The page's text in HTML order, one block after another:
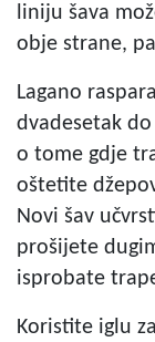
liniju šava
obje strane,
Lagano
dvadesetak
o tome gdje
oštetite
Novi šav
prošijete
isprobate
Koristite iglu